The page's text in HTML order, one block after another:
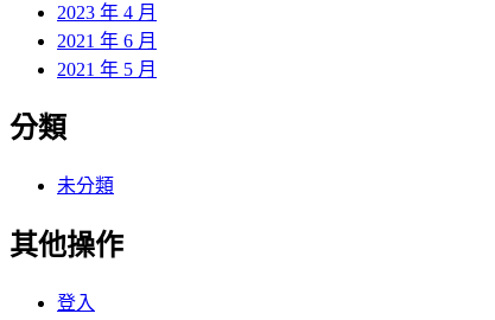
2023 年 4 月
2021 年 6 月
2021 年 5 月
分類
未分類
其他操作
登入